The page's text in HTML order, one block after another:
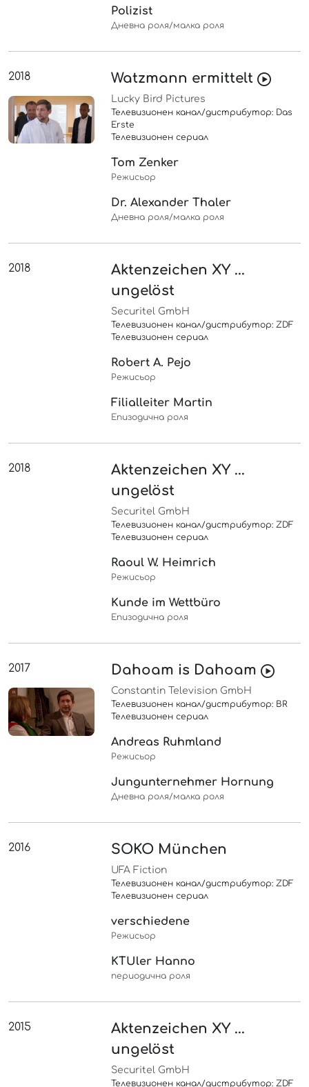
Polizist
Дневна роля/малка роля
2018 Watzmann ermittelt
Lucky Bird Pictures
Телевизионен канал/дистрибутор: Das
Erste
Телевизионен сериал
Tom Zenker
Режисьор
Dr. Alexander Thaler
Дневна роля/малка роля
2018
Aktenzeichen XY ...
ungelöst
Securitel GmbH
Телевизионен канал/дистрибутор: ZDF
Телевизионен сериал
Robert A. Pejo
Режисьор
Filialleiter Martin
Епизодична роля
2018
Aktenzeichen XY ...
ungelöst
Securitel GmbH
Телевизионен канал/дистрибутор: ZDF
Телевизионен сериал
Raoul W. Heimrich
Режисьор
Kunde im Wettbüro
Епизодична роля
2017 Dahoam is Dahoam
Constantin Television GmbH
Телевизионен канал/дистрибутор: BR
Телевизионен сериал
Andreas Ruhmland
Режисьор
Jungunternehmer Hornung
Дневна роля/малка роля
2016 SOKO München
UFA Fiction
Телевизионен канал/дистрибутор: ZDF
Телевизионен сериал
verschiedene
Режисьор
KTUler Hanno
периодична роля
2015
Aktenzeichen XY ...
ungelöst
Securitel GmbH
Телевизионен канал/дистрибутор: ZDF